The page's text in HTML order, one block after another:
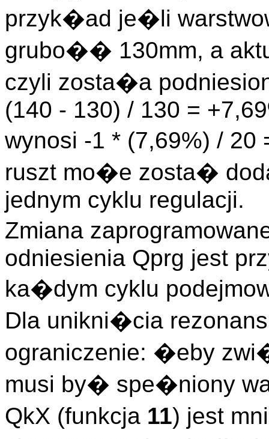
przyk�ad je�li
grubo�� 130mm, a
czyli zosta�a
(140 - 130) / 130 =
wynosi -1 * (7,69%) /
ruszt mo�e zosta�
jednym cyklu regulacji.
Zmiana
odniesienia Qprg jest
ka�dym cyklu
Dla unikni�cia
ograniczenie: �eby
musi by� spe�niony
QkX (funkcja 11) jest